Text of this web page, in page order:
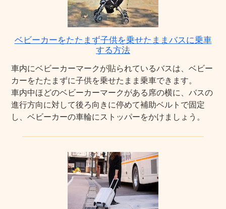
ベビーカーをたたまず子供を乗せたままバスに乗車
する方法
車内にベビーカーマークが貼られているバスは、ベビー
カーをたたまずに子供を乗せたまま乗車できます。
車内中ほどのベビーカーマークがある席の横に、バスの
進行方向に対して後ろ向きに停めて補助ベルトで固定
し、ベビーカーの車輪にストッパーをかけましょう。